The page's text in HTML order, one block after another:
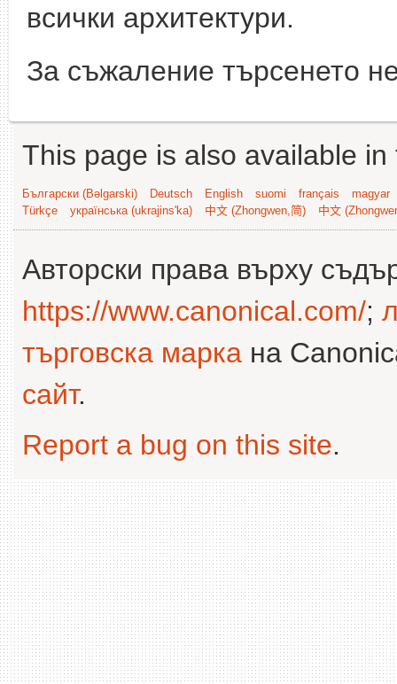
всички архитектури.
За съжаление търсенето
This page is also available
Български (Bəlgarski) Deutsch English suomi français
magyar
Türkçe
українська (ukrajins'ka) 中文 (Zhongwen,简) 中文
Авторски права върху
https://www.canonical.com/;
търговска марка на
сайт.
Report a bug on this site.